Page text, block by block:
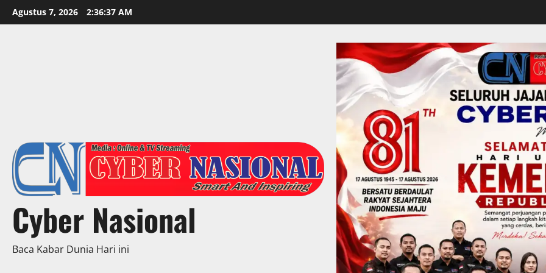
Skip
to
Agustus 7, 2026 2:36:39 AM
Cyber Nasional
Baca Kabar Dunia Hari ini